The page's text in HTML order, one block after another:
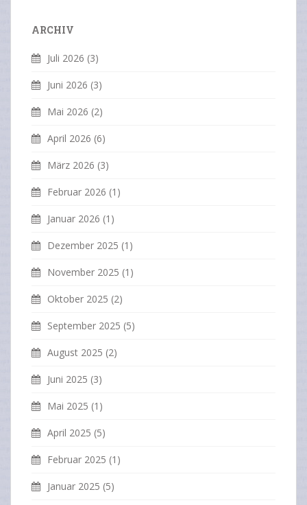
ARCHIV
Juli 2026 (3)
Juni 2026 (3)
Mai 2026 (2)
April 2026 (6)
März 2026 (3)
Februar 2026 (1)
Januar 2026 (1)
Dezember 2025 (1)
November 2025 (1)
Oktober 2025 (2)
September 2025 (5)
August 2025 (2)
Juni 2025 (3)
Mai 2025 (1)
April 2025 (5)
Februar 2025 (1)
Januar 2025 (5)